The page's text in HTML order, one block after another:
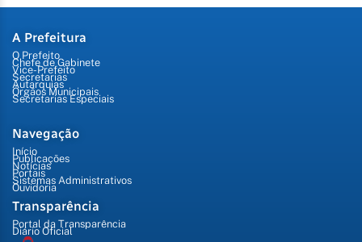
A Prefeitura
O Prefeito
Chefe de Gabinete
Vice-Prefeito
Secretarias
Autarquias
Órgãos Municipais
Secretarias Especiais
Navegação
Início
Publicações
Notícias
Portais
Sistemas Administrativos
Ouvidoria
Transparência
Portal da Transparência
Diário Oficial